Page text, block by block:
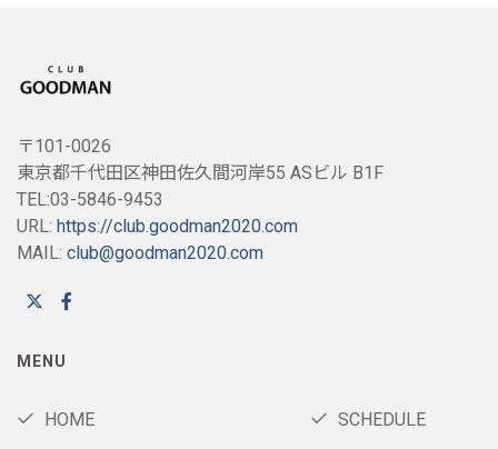
〒101-0026
東京都千代田区神田佐久間河岸55 ASビル B1F
TEL:03-5846-9453
URL: https://club.goodman2020.com
MAIL: club@goodman2020.com
MENU
HOME
SCHEDULE